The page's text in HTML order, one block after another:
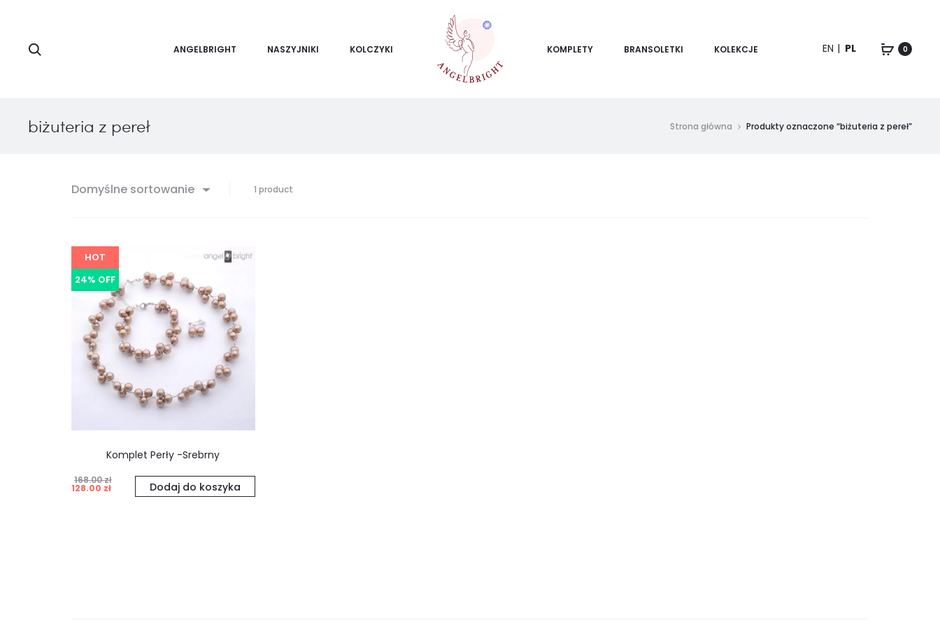
ANGELBRIGHT NASZYJNIKI KOLCZYKI KOMPLETY BRANSOLETKI KOLEKCJE 0
EN PL
biżuteria z pereł Strona główna Produkty oznaczone “biżuteria z pereł”
Domyślne sortowanie 1 product
HOT
24% OFF
Komplet Perły -Srebrny
168.00zł
Pierwotna
128.00 zł
Aktualna
Dodaj do koszyka